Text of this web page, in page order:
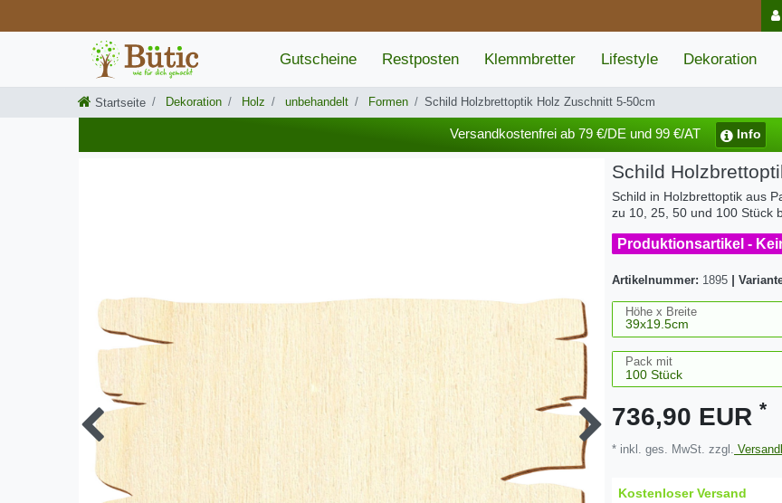
Gutscheine Restposten Klemmbretter Lifestyle Dekoration
Startseite Dekoration Holz unbehandelt Formen Schild Holzbrettoptik Holz Zuschnitt 5-50cm
Versandkostenfrei ab 79 €/DE und 99 €/AT Info
Schild
Schild in Holzbrettoptik aus
zu 10, 25, 50 und 100 Stück
Produktionsartikel -
Artikelnummer: 1895
Höhe x Breite
Pack mit
736,90 EUR *
* inkl. ges. MwSt. zzgl.
Kostenloser Versand